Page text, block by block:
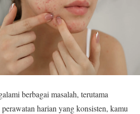
berbagai masalah, terutama
harian yang konsisten, kamu